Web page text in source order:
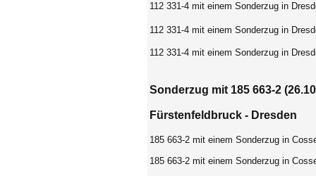
112 331-4 mit einem Sonderzug in
112 331-4 mit einem Sonderzug in
112 331-4 mit einem Sonderzug in
Sonderzug mit 185 663-2
Fürstenfeldbruck - Dresden
185 663-2 mit einem Sonderzug in
185 663-2 mit einem Sonderzug in